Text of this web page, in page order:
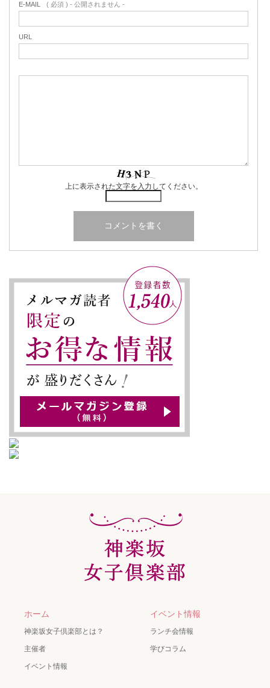
E-MAIL ( 必須 ) - 公開されません -
URL
上に表示された文字を入力してください。
ホーム
神楽坂女子倶楽部とは？
主催者
イベント情報
イベント情報
ランチ会情報
学びコラム